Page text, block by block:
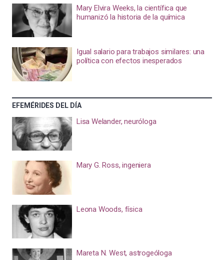
Mary Elvira Weeks, la científica que
humanizó la historia de la química
Igual salario para trabajos similares: una
política con efectos inesperados
EFEMÉRIDES DEL DÍA
Lisa Welander, neuróloga
Mary G. Ross, ingeniera
Leona Woods, física
Mareta N. West, astrogeóloga